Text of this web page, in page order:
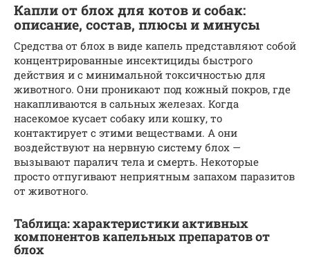
Капли от блох для котов и собак:
описание, состав, плюсы и минусы
Средства от блох в виде капель представляют собой
концентрированные инсектициды быстрого
действия и с минимальной токсичностью для
животного. Они проникают под кожный покров, где
накапливаются в сальных железах. Когда
насекомое кусает собаку или кошку, то
контактирует с этими веществами. А они
воздействуют на нервную систему блох —
вызывают паралич тела и смерть. Некоторые
просто отпугивают неприятным запахом паразитов
от животного.
Таблица: характеристики активных
компонентов капельных препаратов от
блох